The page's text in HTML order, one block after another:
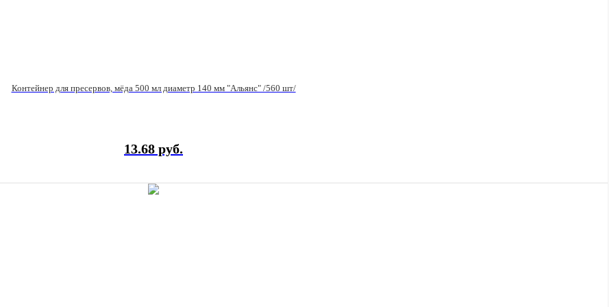
Контейнер для пресервов, мёда 500 мл диаметр 140 мм "Альянс" /560 шт/
13.68 руб.